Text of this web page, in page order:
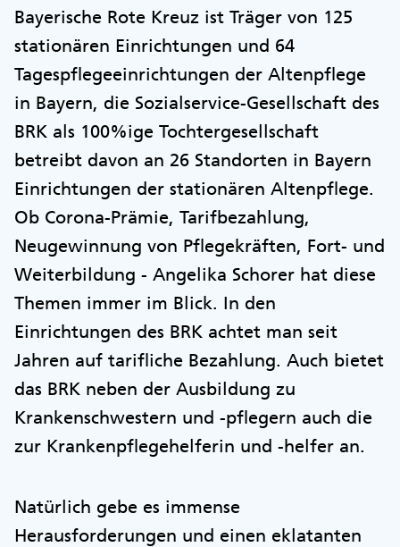
Bayerische Rote Kreuz ist Träger von 125
stationären Einrichtungen und 64
Tagespflegeeinrichtungen der Altenpflege
in Bayern, die Sozialservice-Gesellschaft des
BRK als 100%ige Tochtergesellschaft
betreibt davon an 26 Standorten in Bayern
Einrichtungen der stationären Altenpflege.
Ob Corona-Prämie, Tarifbezahlung,
Neugewinnung von Pflegekräften, Fort- und
Weiterbildung - Angelika Schorer hat diese
Themen immer im Blick. In den
Einrichtungen des BRK achtet man seit
Jahren auf tarifliche Bezahlung. Auch bietet
das BRK neben der Ausbildung zu
Krankenschwestern und -pflegern auch die
zur Krankenpflegehelferin und -helfer an.
Natürlich gebe es immense
Herausforderungen und einen eklatanten